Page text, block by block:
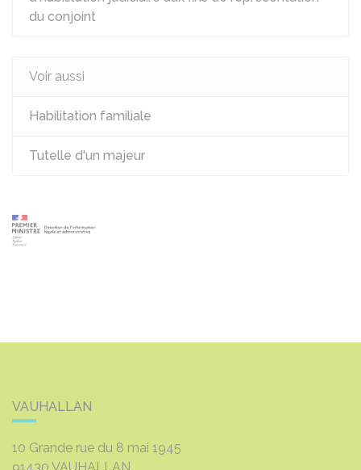
du conjoint
Voir aussi
Habilitation familiale
Tutelle d'un majeur
VAUHALLAN
10 Grande rue du 8 mai 1945
91430 VAUHALLAN